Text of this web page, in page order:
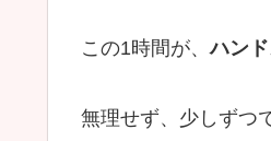
この1時間が、ハン
無理せず、少しずつ